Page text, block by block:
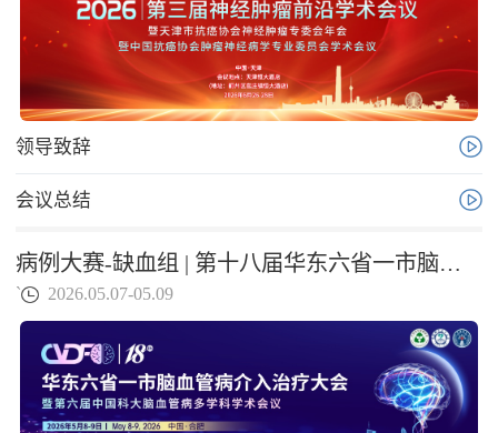
以第一完成人获得国家科技进步二等奖1项、省部级一等
奖2项；获评北京学者，中国工程院光华工程科技奖等；
研究成果获评2018年“中国生命科学十大进展”、2021年
“中国生物信息学十大进展”。
主持制定国家卫健委《脑胶质瘤诊疗规范（2018年
床诊疗指南。
领导致辞
会议总结
病例大赛-缺血组 | 第十八届华东六省一市脑血管病介入治疗大会暨第六届中国科大脑血管病多学科学术会议
` 2026.05.07-05.09